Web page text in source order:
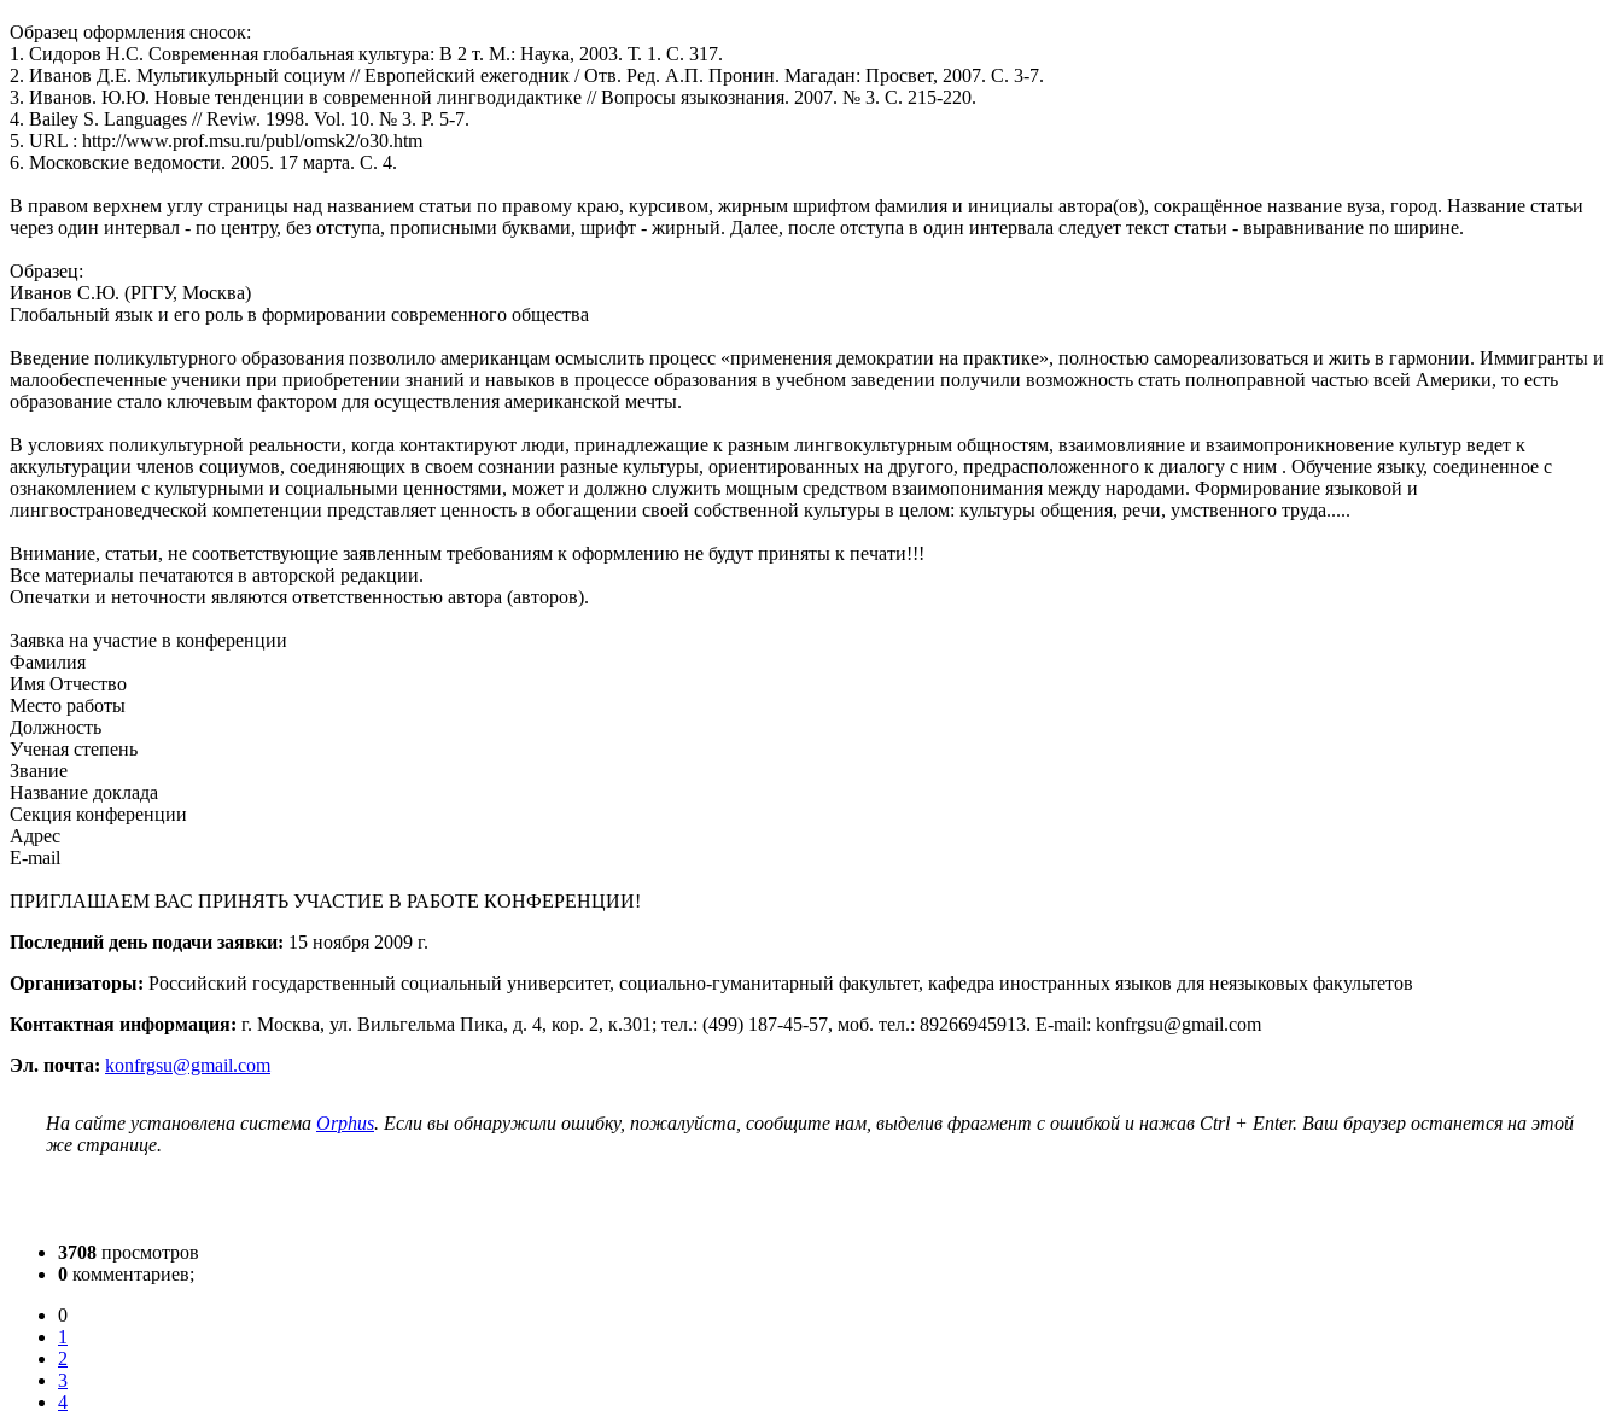
Образец оформления сносок:
1. Сидоров Н.С. Современная глобальная культура: В 2 т. М.: Наука, 2003. Т. 1. С. 317.
2. Иванов Д.Е. Мультикульрный социум // Европейский ежегодник / Отв. Ред. А.П. Пронин. Магадан: Просвет, 2007. С. 3-7.
3. Иванов. Ю.Ю. Новые тенденции в современной лингводидактике // Вопросы языкознания. 2007. № 3. С. 215-220.
4. Bailey S. Languages // Reviw. 1998. Vol. 10. № 3. P. 5-7.
5. URL : http://www.prof.msu.ru/publ/omsk2/o30.htm
6. Московские ведомости. 2005. 17 марта. С. 4.
В правом верхнем углу страницы над названием статьи по правому краю, курсивом, жирным шрифтом фамилия и инициалы автора(ов), сокращённое название вуза, город. Название статьи
через один интервал - по центру, без отступа, прописными буквами, шрифт - жирный. Далее, после отступа в один интервала следует текст статьи - выравнивание по ширине.
Образец:
Иванов С.Ю. (РГГУ, Москва)
Глобальный язык и его роль в формировании современного общества
Введение поликультурного образования позволило американцам осмыслить процесс «применения демократии на практике», полностью самореализоваться и жить в гармонии. Иммигранты и
малообеспеченные ученики при приобретении знаний и навыков в процессе образования в учебном заведении получили возможность стать полноправной частью всей Америки, то есть
образование стало ключевым фактором для осуществления американской мечты.
В условиях поликультурной реальности, когда контактируют люди, принадлежащие к разным лингвокультурным общностям, взаимовлияние и взаимопроникновение культур ведет к
аккультурации членов социумов, соединяющих в своем сознании разные культуры, ориентированных на другого, предрасположенного к диалогу с ним . Обучение языку, соединенное с
ознакомлением с культурными и социальными ценностями, может и должно служить мощным средством взаимопонимания между народами. Формирование языковой и
лингвострановедческой компетенции представляет ценность в обогащении своей собственной культуры в целом: культуры общения, речи, умственного труда.....
Внимание, статьи, не соответствующие заявленным требованиям к оформлению не будут приняты к печати!!!
Все материалы печатаются в авторской редакции.
Опечатки и неточности являются ответственностью автора (авторов).
Заявка на участие в конференции
Фамилия
Имя Отчество
Место работы
Должность
Ученая степень
Звание
Название доклада
Секция конференции
Адрес
E-mail
ПРИГЛАШАЕМ ВАС ПРИНЯТЬ УЧАСТИЕ В РАБОТЕ КОНФЕРЕНЦИИ!
Последний день подачи заявки: 15 ноября 2009 г.
Организаторы: Российский государственный социальный университет, социально-гуманитарный факультет, кафедра иностранных языков для неязыковых факультетов
Контактная информация: г. Москва, ул. Вильгельма Пика, д. 4, кор. 2, к.301; тел.: (499) 187-45-57, моб. тел.: 89266945913. E-mail: konfrgsu@gmail.com
Эл. почта: konfrgsu@gmail.com
На сайте установлена система Orphus. Если вы обнаружили ошибку, пожалуйста, сообщите нам, выделив фрагмент с ошибкой и нажав Ctrl + Enter. Ваш браузер останется на этой
же странице.
3708 просмотров
0 комментариев;
0
1
2
3
4